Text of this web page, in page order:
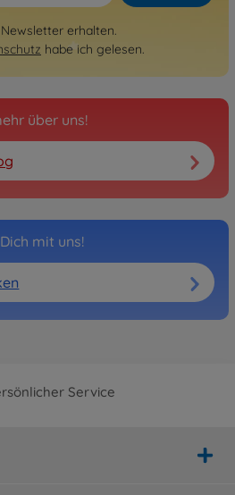
erhalten.
habe ich gelesen.
über uns!
mit uns!
Hersteller Shop
Service
ab 25€
Lieferung